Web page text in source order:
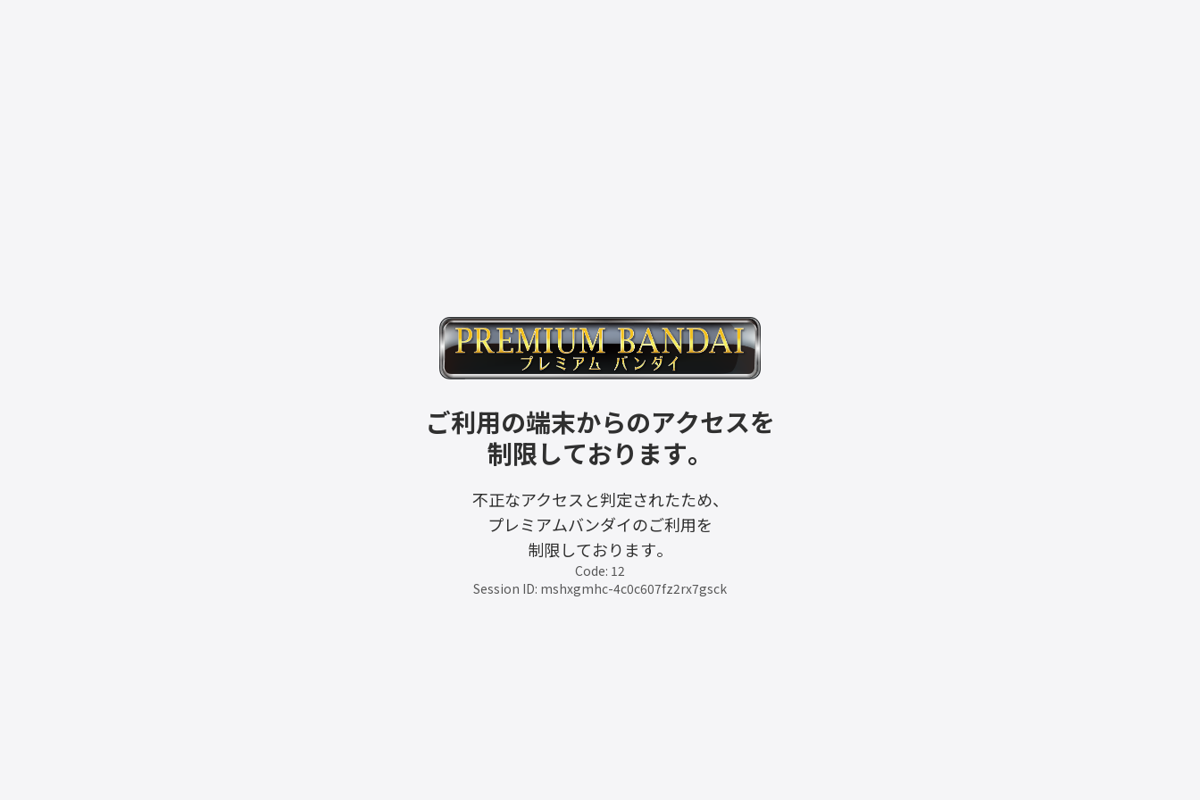
ご利用の端末からのアクセスを
制限しております。
不正なアクセスと判定されたため、
プレミアムバンダイのご利用を
制限しております。
Code: 12
Session ID: mshxgmhc-4c0c607fz2rx7gsck